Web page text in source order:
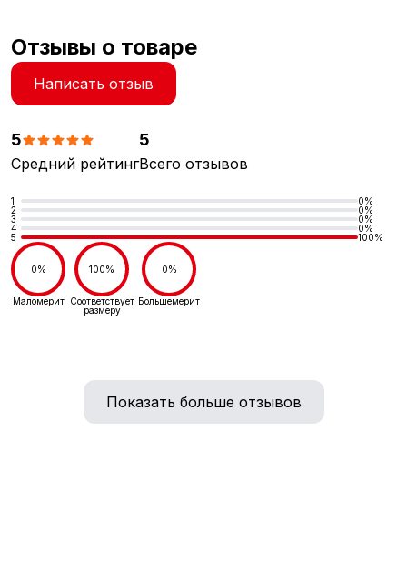
Отзывы о товаре
Написать отзыв
5
Средний рейтинг
5
Всего отзывов
1
0%
2
0%
3
0%
4
0%
5
100%
0%
Маломерит
100%
Соответствует
размеру
0%
Большемерит
Показать больше отзывов